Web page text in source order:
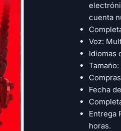
cuenta
Voz:
Idiomas
Tamaño:
Fecha
Entrega
horas.